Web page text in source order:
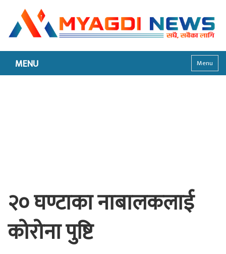
MENU Menu
२० घण्टाका नाबालकलाई
कोरोना पुष्टि